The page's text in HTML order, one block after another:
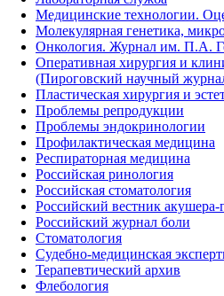
Медицинские технологии.
Молекулярная генетика,
Онкология. Журнал им. П.А.
Оперативная хирургия и
(Пироговский научный
Пластическая хирургия и
Проблемы репродукции
Проблемы эндокринологии
Профилактическая медицина
Респираторная медицина
Российская ринология
Российская стоматология
Российский вестник акушера-
Российский журнал боли
Стоматология
Судебно-медицинская
Терапевтический архив
Флебология